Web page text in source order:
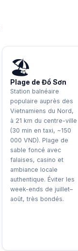
🏖️
Plage de Đồ Sơn
Station balnéaire
populaire auprès des
Vietnamiens du Nord,
à 21 km du centre-ville
(30 min en taxi, ~150
000 VND). Plage de
sable foncé avec
falaises, casino et
ambiance locale
authentique. Éviter les
week-ends de juillet–
août, très bondés.